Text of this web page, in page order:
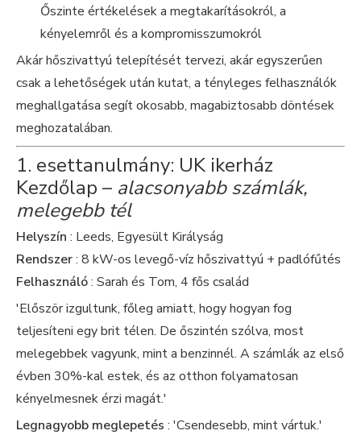
Őszinte értékelések a megtakarításokról, a
kényelemről és a kompromisszumokról
Akár hőszivattyú telepítését tervezi, akár egyszerűen
csak a lehetőségek után kutat, a tényleges felhasználók
meghallgatása segít okosabb, magabiztosabb döntések
meghozatalában.
1. esettanulmány: UK ikerház
Kezdőlap – alacsonyabb számlák,
melegebb tél
Helyszín : Leeds, Egyesült Királyság
Rendszer: 8 kW-os levegő-víz hőszivattyú + padlófűtés
Felhasználó: Sarah és Tom, 4 fős család
'Először izgultunk, főleg amiatt, hogy hogyan fog
teljesíteni egy brit télen. De őszintén szólva, most
melegebbek vagyunk, mint a benzinnél. A számlák az első
évben 30%-kal estek, és az otthon folyamatosan
kényelmesnek érzi magát.'
Legnagyobb meglepetés : 'Csendesebb, mint vártuk.'